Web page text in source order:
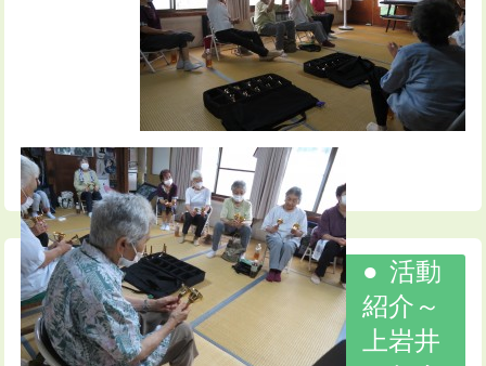
活動
紹介～
上岩井